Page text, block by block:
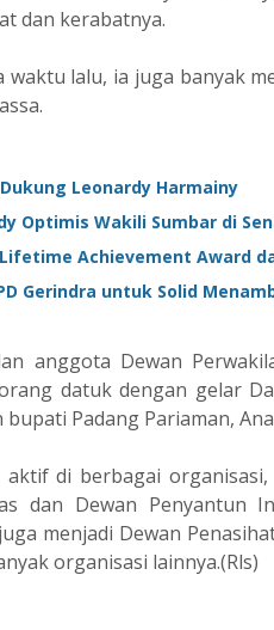
dan kerabatnya.
lalu, ia juga banyak
Leonardy Harmainy
Optimis Wakili Sumbar di
Achievement Award
Gerindra untuk Solid
anggota Dewan
datuk dengan gelar
Padang Pariaman,
di berbagai
dan Dewan Penyantun
menjadi Dewan
organisasi lainnya.(Rls)